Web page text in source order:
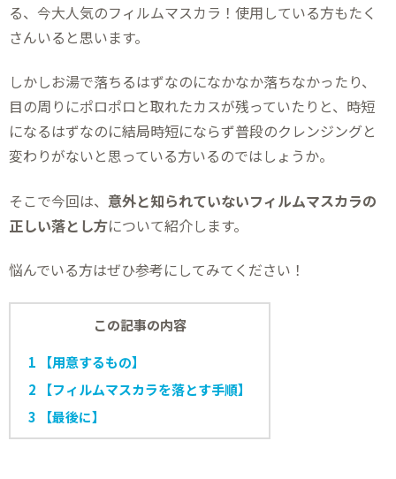
る、今大人気のフィルムマスカラ！使用している方もたく
さんいると思います。
しかしお湯で落ちるはずなのになかなか落ちなかったり、
目の周りにポロポロと取れたカスが残っていたりと、時短
になるはずなのに結局時短にならず普段のクレンジングと
変わりがないと思っている方いるのではしょうか。
そこで今回は、 意外と知られていないフィルムマスカラの
正しい落とし方について紹介します。
悩んでいる方はぜひ参考にしてみてください！
この記事の内容
1 【用意するもの】
2 【フィルムマスカラを落とす手順】
3 【最後に】